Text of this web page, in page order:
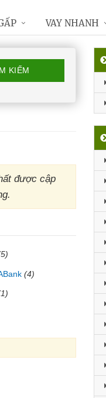
KIẾM
được cập
(4)
VAY NHANH